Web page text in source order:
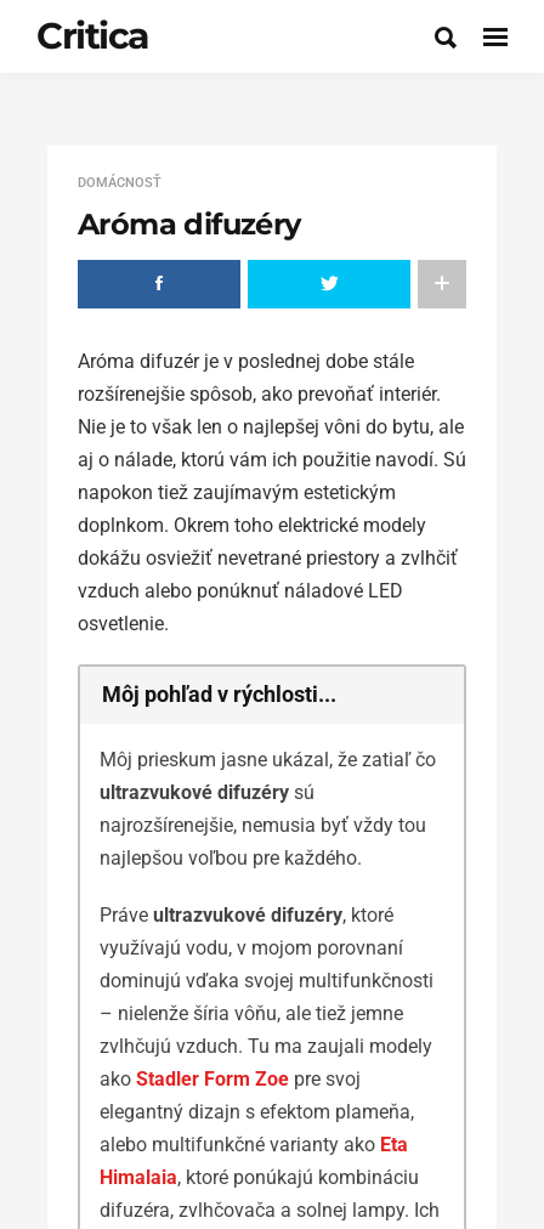
Critica
DOMÁCNOSŤ
Aróma difuzéry
Aróma difuzér je v poslednej dobe stále
rozšírenejšie spôsob, ako prevoňať interiér.
Nie je to však len o najlepšej vôni do bytu, ale
aj o nálade, ktorú vám ich použitie navodí. Sú
napokon tiež zaujímavým estetickým
doplnkom. Okrem toho elektrické modely
dokážu osviežiť nevetrané priestory a zvlhčiť
vzduch alebo ponúknuť náladové LED
osvetlenie.
Môj pohľad v rýchlosti...
Môj prieskum jasne ukázal, že zatiaľ čo
ultrazvukové difuzéry sú
najrozšírenejšie, nemusia byť vždy tou
najlepšou voľbou pre každého.
Práve ultrazvukové difuzéry, ktoré
využívajú vodu, v mojom porovnaní
dominujú vďaka svojej multifunkčnosti
– nielenže šíria vôňu, ale tiež jemne
zvlhčujú vzduch. Tu ma zaujali modely
ako Stadler Form Zoe pre svoj
elegantný dizajn s efektom plameňa,
alebo multifunkčné varianty ako Eta
Himalaia, ktoré ponúkajú kombináciu
difuzéra, zvlhčovača a solnej lampy. Ich